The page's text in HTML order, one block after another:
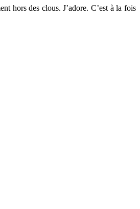
hors des clous. J’adore. C’est à la fois